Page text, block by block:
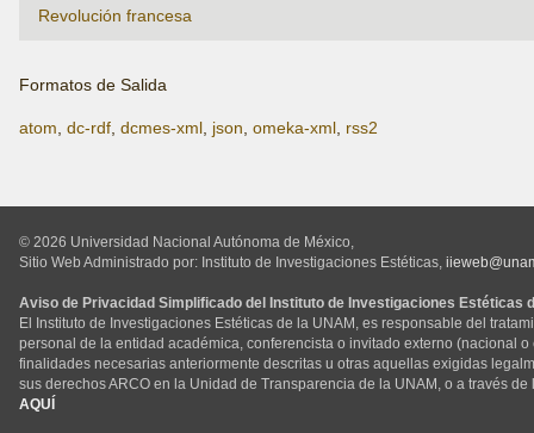
Revolución francesa
Formatos de Salida
atom, dc-rdf, dcmes-xml, json, omeka-xml, rss2
© 2026 Universidad Nacional Autónoma de México,
Sitio Web Administrado por: Instituto de Investigaciones Estéticas,
Aviso de Privacidad Simplificado del Instituto de Investigaciones Estéticas
El Instituto de Investigaciones Estéticas de la UNAM, es responsable del
personal de la entidad académica, conferencista o invitado externo (nacional
finalidades necesarias anteriormente descritas u otras aquellas exigidas
sus derechos ARCO en la Unidad de Transparencia de la UNAM, o a través
AQUÍ